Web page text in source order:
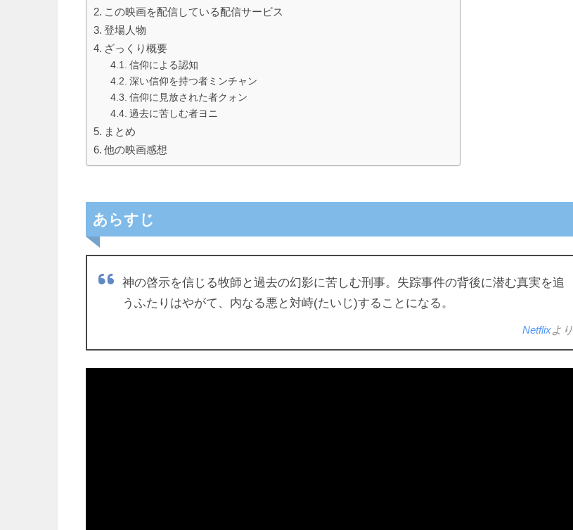
この映画を配信している配信サービス
登場人物
ざっくり概要
信仰による認知
深い信仰を持つ者ミンチャン
信仰に見放された者クォン
過去に苦しむ者ヨニ
まとめ
他の映画感想
あらすじ
神の啓示を信じる牧師と過去の幻影に苦しむ刑事。失踪事件の背後に潜む真実を追
うふたりはやがて、内なる悪と対峙(たいじ)することになる。
Netflixより